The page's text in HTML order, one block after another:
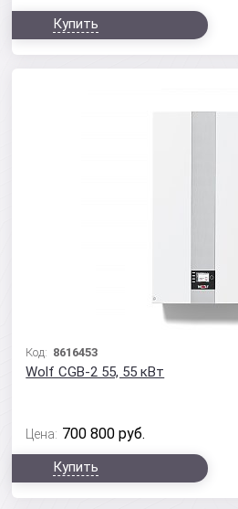
Купить
Код: 8616453
Wolf CGB-2 55, 55 кВт
Цена: 700 800 руб.
Купить